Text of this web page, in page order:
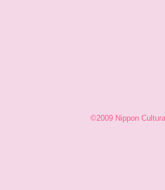
©2009 Nippon